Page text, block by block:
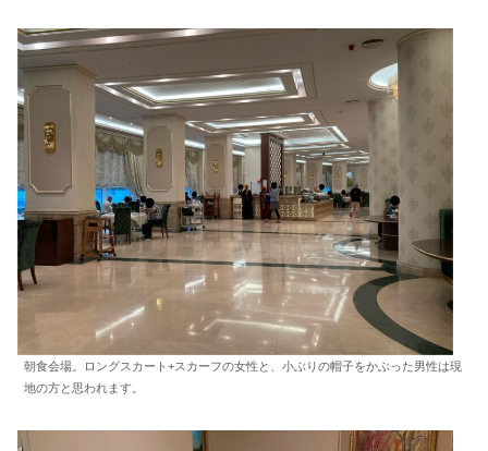
朝食会場。ロングスカート+スカーフの女性と、小ぶりの帽子をかぶった男性は現
地の方と思われます。